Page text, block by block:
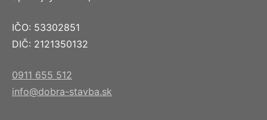
IČO: 53302851
DIČ: 2121350132
0911 655 512
info@dobra-stavba.sk